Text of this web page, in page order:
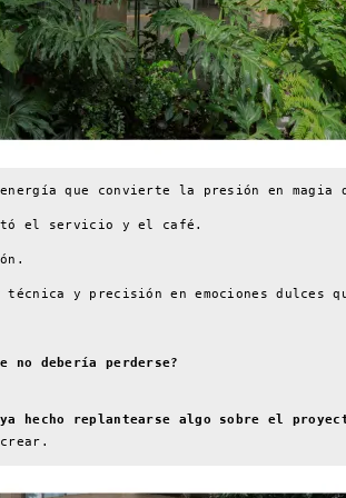
que convierte la presión en magia
el servicio y el café.
y precisión en emociones dulces
debería perderse?
hecho replantearse algo sobre el